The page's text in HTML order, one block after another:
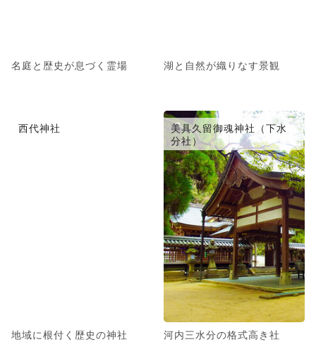
名庭と歴史が息づく霊場 湖と自然が織りなす景観
西代神社
地域に根付く歴史の神社
美具久留御魂神社（下水
分社）
河内三水分の格式高き社